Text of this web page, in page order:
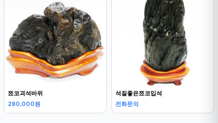
쬬코괴석바위
280,000원
석질좋은쬬코입석
전화문의